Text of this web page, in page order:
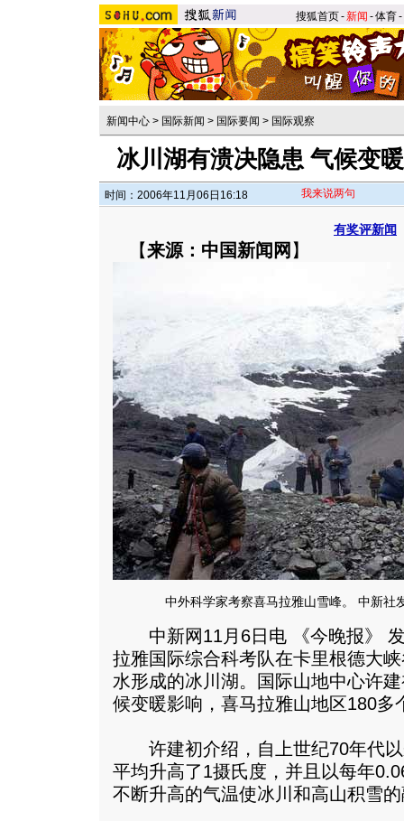
搜狐首页-新闻 -体育-
新闻中心 > 国际新闻 > 国际要闻 > 国际观察
冰川湖有溃决隐患 气候变
时间：2006年11月06日16:18 我来说两句
有奖评新闻
【来源：中国新闻网 】
中外科学家考察喜马拉雅山雪峰。 中新社
中新网11月6日电 《今晚报》 发
拉雅国际综合科考队在卡里根德大
水形成的冰川湖。国际山地中心许
候变暖影响，喜马拉雅山地区180多
许建初介绍，自上世纪70年代以
平均升高了1摄氏度，并且以每年
不断升高的气温使冰川和高山积雪